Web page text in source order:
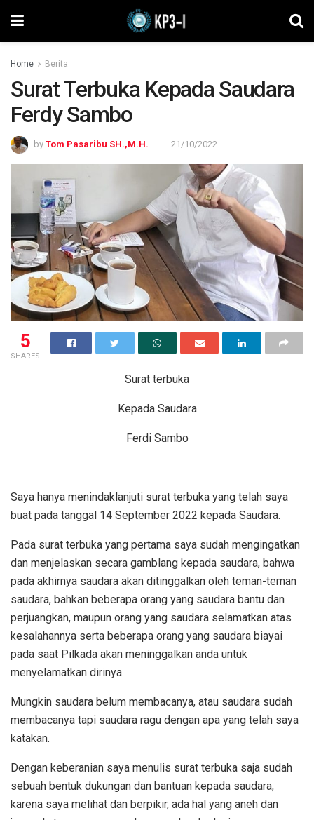
Home Berita
Surat Terbuka Kepada Saudara
Ferdy Sambo
by Tom Pasaribu SH.,M.H. 21/10/2022
5
SHARES
Surat terbuka
Kepada Saudara
Ferdi Sambo
Saya hanya menindaklanjuti surat terbuka yang telah saya
buat pada tanggal 14 September 2022 kepada Saudara.
Pada surat terbuka yang pertama saya sudah mengingatkan
dan menjelaskan secara gamblang kepada saudara, bahwa
pada akhirnya saudara akan ditinggalkan oleh teman-teman
saudara, bahkan beberapa orang yang saudara bantu dan
perjuangkan, maupun orang yang saudara selamatkan atas
kesalahannya serta beberapa orang yang saudara biayai
pada saat Pilkada akan meninggalkan anda untuk
menyelamatkan dirinya.
Mungkin saudara belum membacanya, atau saudara sudah
membacanya tapi saudara ragu dengan apa yang telah saya
katakan.
Dengan keberanian saya menulis surat terbuka saja sudah
sebuah bentuk dukungan dan bantuan kepada saudara,
karena saya melihat dan berpikir, ada hal yang aneh dan